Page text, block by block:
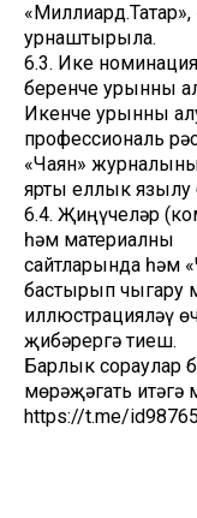
урнаштырыла.
6.3. Ике
беренче урынны
Икенче урынны
профессиональ
«Чаян»
ярты еллык язылу
6.4. Җиңүчеләр
һәм материалны
сайтларында һәм
бастырып чыгару
иллюстрацияләү
җибәрергә тиеш.
Барлык сораулар
мөрәҗәгать итәгә
https://t.me/